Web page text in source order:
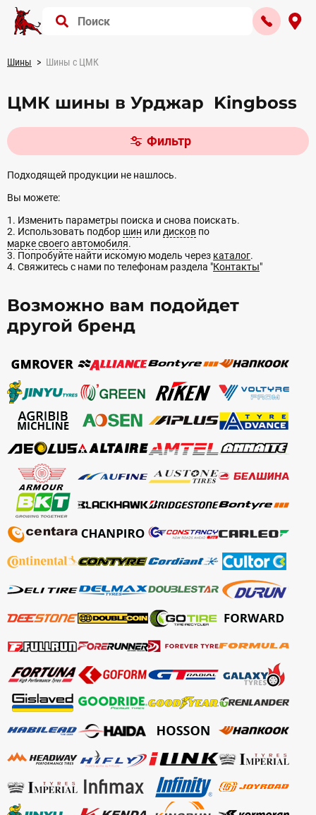
Шины Шины с ЦМК
ЦМК шины в Урджар Kingboss
Фильтр
Подходящей продукции не нашлось.
Вы можете:
1. Изменить параметры поиска и снова поискать.
2. Использовать подбор шин или дисков по
марке своего автомобиля.
3. Попробуйте найти искомую модель через каталог.
4. Свяжитесь с нами по телефонам раздела "Контакты"
Возможно вам подойдет
другой бренд